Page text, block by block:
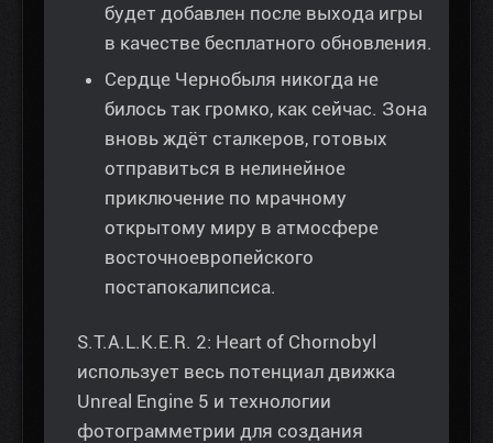
будет добавлен после выхода игры
в качестве бесплатного обновления.
Сердце Чернобыля никогда не
билось так громко, как сейчас. Зона
вновь ждёт сталкеров, готовых
отправиться в нелинейное
приключение по мрачному
открытому миру в атмосфере
восточноевропейского
постапокалипсиса.
S.T.A.L.K.E.R. 2: Heart of Chornobyl
использует весь потенциал движка
Unreal Engine 5 и технологии
фотограмметрии для создания